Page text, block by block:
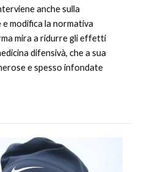
anche sulla
modifica la normativa
mira a ridurre gli effetti
difensivà, che a sua
e spesso infondate